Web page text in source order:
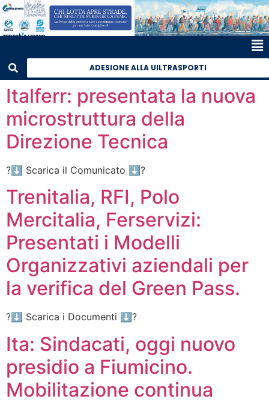
ADESIONE ALLA UILTRASPORTI
Italferr: presentata la nuova
microstruttura della
Direzione Tecnica
?⬇️ Scarica il Comunicato ⬇️?
Trenitalia, RFI, Polo
Mercitalia, Ferservizi:
Presentati i Modelli
Organizzativi aziendali per
la verifica del Green Pass.
?⬇️ Scarica i Documenti ⬇️?
Ita: Sindacati, oggi nuovo
presidio a Fiumicino.
Mobilitazione continua